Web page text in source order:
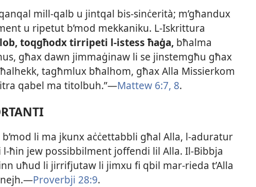
mill-​qalb u jintqal bis-​sinċerità; m’għandux
u ripetut b’mod mekkaniku. L-​Iskrittura
toqgħodx tirripeti l-​istess ħaġa, bħalma
għax dawn jimmaġinaw li se jinstemgħu għax
tagħmlux bħalhom, għax Alla Missierkom
qabel ma titolbuh.”—Mattew 6:7, 8.
li ma jkunx aċċettabbli għal Alla, l-​aduratur
​ħin jew possibbilment joffendi lil Alla. Il-​Bibbja
uħud li jirrifjutaw li jimxu fi qbil mar-​rieda t’Alla
Proverbji 28:9.